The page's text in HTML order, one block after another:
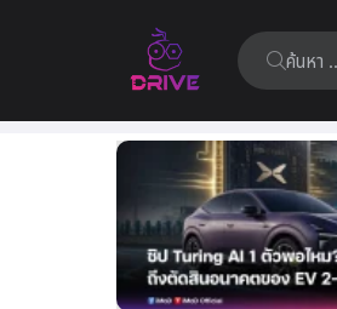
ค้นหา:
เรื่อง
ล่าสุด